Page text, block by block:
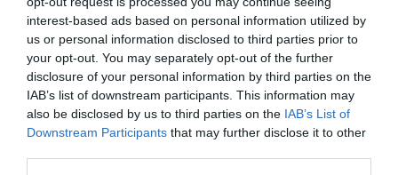
interest-based ads based on personal information utilized by
us or personal information disclosed to third parties prior to
your opt-out. You may separately opt-out of the further
disclosure of your personal information by third parties on the
IAB’s list of downstream participants. This information may
also be disclosed by us to third parties on the IAB’s List of
Downstream Participants that may further disclose it to other
Det blev ingen rolig fredagkväll i Jönköping. Hemmalaget IK Tord vann med 2-0 (1-0). Tränare Albin Ek: Otroligt dålig första halvlek av oss idag, både inställningsmässigt och i kvalité. Vi börjar andra halvlek bättre men får det svårt att skapa farliga chanser. Tord ville betydligt mer idag och vi fick vad vi förtjänade. Matchhändelser: 2’ 1-0 Simon Andersson 39’ Varning Pontus Borehed 41’ Varning Joel Andersson Segerlind 45’ Varning Arvid Falk Lindgren (IK Tord) —— 66’ 2-0 Självmål 84’ Varning Isac Lyck Startelvan: Oscar Scherp (Mv), Mattias Mannerstål (74), Oscar Windahl, Pontus Borehed (K), Arvid Cervin (46), Liam Lund, Filip Maksimovic (46), Joel Andersson Segerlind, Amin Gorgol, Kevin Westlind (74), Robin Damström Egartner Avbytare: Emil Blomberg (Mv), Amir Mohammadi (74), Simon Karlsson (46), Lennon Agnemyr (46), John Lindhé Rehn (74), Svante Bratt Nästa match spelas lördag 8 augusti. Då möter vi Vänersborgs IF på hemmaplan. Matchstart klockan 14:00.
A-lag Herr för 8 dagar sedan 0
Visa fler nyheter
Senast uppladdade video